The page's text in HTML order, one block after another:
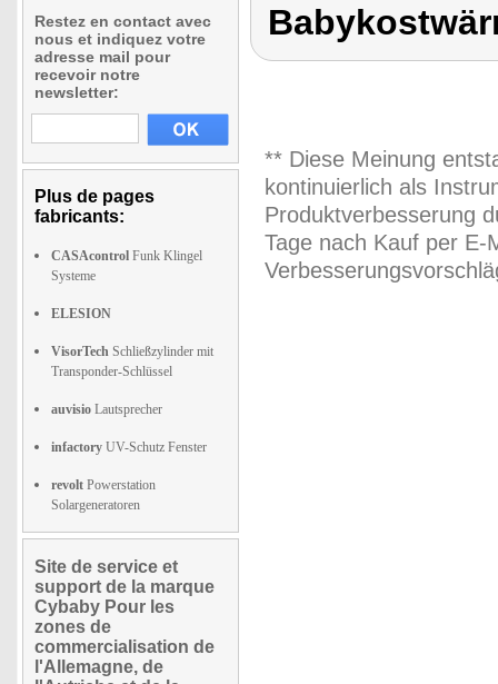
Restez en contact avec
nous et indiquez votre
adresse mail pour
recevoir notre
newsletter:
Plus de pages
fabricants:
CASAcontrol Funk Klingel
Systeme
ELESION
VisorTech Schließzylinder mit
Transponder-Schlüssel
auvisio Lautsprecher
infactory UV-Schutz Fenster
revolt Powerstation
Solargeneratoren
Site de service et
support de la marque
Cybaby Pour les
zones de
commercialisation de
l'Allemagne, de
** Diese Meinung
kontinuierlich als
Produktverbesserung
Tage nach Kauf per E-